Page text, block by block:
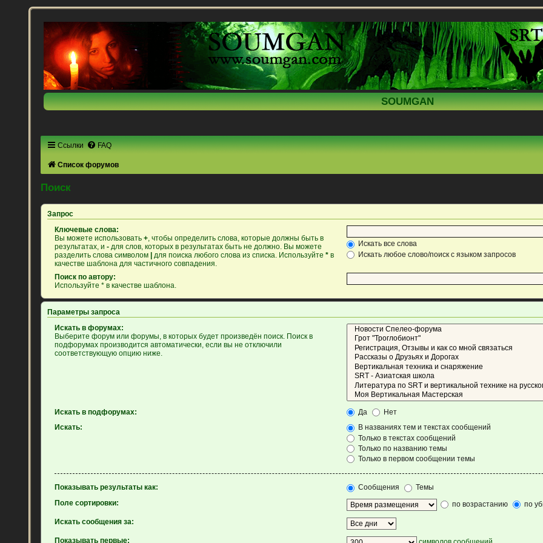
SOUMGAN
Ссылки FAQ
Список форумов
Поиск
Запрос
Ключевые слова:
Вы можете использовать+, чтобы определить слова, которые должны быть в
результатах, и- для слов, которых в результатах быть не должно. Вы можете
разделить слова символом
для поиска любого слова из списка. Используйте* в
качестве шаблона для частичного совпадения.
Искать все слова
Искать любое слово/поиск с языком запросов
Поиск по автору:
Используйте * в качестве шаблона.
Параметры запроса
Искать в форумах:
Выберите форум или форумы, в которых будет произведён поиск. Поиск в
подфорумах производится автоматически, если вы не отключили
соответствующую опцию ниже.
Искать в подфорумах: Да
Нет
Искать:
В названиях тем и текстах сообщений
Только в текстах сообщений
Только по названию темы
Только в первом сообщении темы
Показывать результаты как: Сообщения
Темы
Поле сортировки:
по возрастанию по
Искать сообщения за:
Показывать первые: